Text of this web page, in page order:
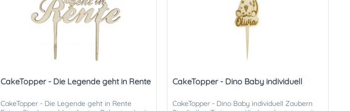
CakeTopper - Die Legende geht in Rente
CakeTopper - Die Legende geht in Rente
CakeTopper - Dino Baby individuell
CakeTopper - Dino Baby individuell Zaubern